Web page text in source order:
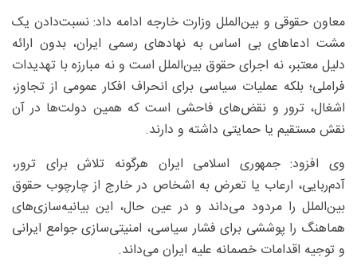
معاون حقوقی و بین‌الملل وزارت خارجه ادامه داد: نسبت‌دادن یک
مشت ادعاهای بی اساس به نهادهای رسمی ایران، بدون ارائه
دلیل معتبر، نه اجرای حقوق بین‌الملل است و نه مبارزه با تهدیدات
فراملی؛ بلکه عملیات سیاسی برای انحراف افکار عمومی از تجاوز،
اشغال، ترور و نقض‌های فاحشی است که همین دولت‌ها در آن
نقش مستقیم یا حمایتی داشته‌ و دارند.
وی افزود: جمهوری اسلامی ایران هرگونه تلاش برای ترور،
آدم‌ربایی، ارعاب یا تعرض به اشخاص در خارج از چارچوب حقوق
بین‌الملل را مردود می‌داند و در عین حال، این بیانیه‌سازی‌های
هماهنگ را پوششی برای فشار سیاسی، امنیتی‌سازی جوامع ایرانی
و توجیه اقدامات خصمانه علیه ایران می‌داند.